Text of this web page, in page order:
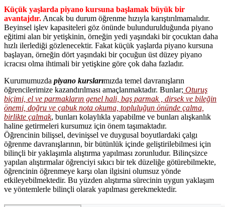
Küçük yaşlarda piyano kursuna başlamak büyük bir
avantajdır. Ancak bu durum öğrenme hızıyla karıştırılmamalıdır.
Beyinsel işlev kapasiteleri göz önünde bulundurulduğunda piyano
eğitimi alan bir yetişkinin, örneğin yedi yaşındaki bir çocuktan daha
hızlı ilerlediği gözlenecektir. Fakat küçük yaşlarda piyano kursuna
başlayan, örneğin dört yaşındaki bir çocuğun üst düzey piyano
icracısı olma ihtimali bir yetişkine göre çok daha fazladır.
Kurumumuzda piyano kurslarımızda temel davranışların
öğrencilerimize kazandırılması amaçlanmaktadır. Bunlar; Oturuş
biçimi, el ve parmakların genel hali, baş parmak , dirsek ve bileğin
önemi, doğru ve çabuk nota okuma, topluluğun önünde çalma,
birlikte çalmak, bunları kolaylıkla yapabilme ve bunları alışkanlık
haline getirmeleri kursumuz için önem taşımaktadır.
Öğrencinin bilişsel, devinişsel ve duygusal boyutlardaki çalgı
öğrenme davranışlarının, bir bütünlük içinde geliştirilebilmesi için
bilinçli bir yaklaşımla alıştırma yapılması zorunludur. Bilinçsizce
yapılan alıştırmalar öğrenciyi sıkıcı bir tek düzeliğe götürebilmekte,
öğrencinin öğrenmeye karşı olan ilgisini olumsuz yönde
etkileyebilmektedir. Bu yüzden alıştırma sürecinin uygun yaklaşım
ve yöntemlerle bilinçli olarak yapılması gerekmektedir.